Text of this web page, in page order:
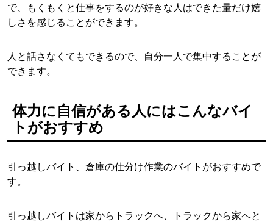
で、もくもくと仕事をするのが好きな人はできた量だけ嬉
しさを感じることができます。
人と話さなくてもできるので、自分一人で集中することが
できます。
体力に自信がある人にはこんなバイ
トがおすすめ
引っ越しバイト、倉庫の仕分け作業のバイトがおすすめで
す。
引っ越しバイトは家からトラックへ、トラックから家へと